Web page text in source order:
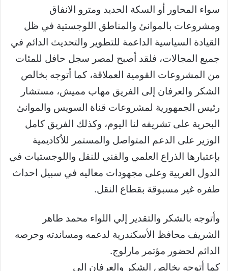
سواء المحاور أو السكة الحديد ومترو الانفاق
ومشروعات بالموانئ والمناطق اللوجستية في ظل
القيادة السياسية الداعمة للتطوير والتحديث الدائم في
جميع المجالات، فلقد أصبح لمصر سجل حافل للمئات
من المشروعات القومية العملاقة، كما أتوجه بخالص
الشكر والعرفان إلى الفريق مهاب مميش، مستشار
رئيس الجمهورية لمشروعات قناة السويس والموانئ
البحرية على تشريفه لنا اليوم، وكذلك الفريق كامل
الوزير على الدعم المتواصل والمستمر للأكاديمية
بإعتبارها الذراع العلمي والفني للنقل واللوجستيات في
الدول العربية وعلى مجهودات معاليه في سبيل احداث
طفره غير مسبوقة بقطاع النقل.
وأتوجه بالشكر والتقدير إلي اللواء محمد طاهر
الشريف محافظ الأسكندرية لدعمه ومساندته وحرصه
الدائم لحضور مؤتمر مارلوج.
كما أتوجه بخالص الشكر والعرفان الى